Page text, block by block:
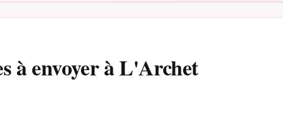
à envoyer à L'Archet